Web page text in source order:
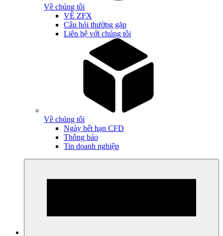
Về chúng tôi
VỀ ZFX
Câu hỏi thường gặp
Liên hệ với chúng tôi
Về chúng tôi
Ngày hết hạn CFD
Thông báo
Tin doanh nghiệp